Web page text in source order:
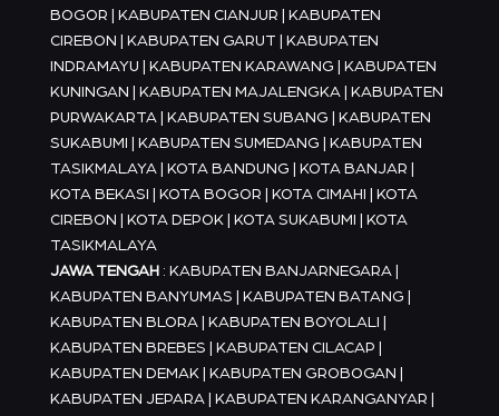
BOGOR | KABUPATEN CIANJUR | KABUPATEN
CIREBON | KABUPATEN GARUT | KABUPATEN
INDRAMAYU | KABUPATEN KARAWANG | KABUPATEN
KUNINGAN | KABUPATEN MAJALENGKA | KABUPATEN
PURWAKARTA | KABUPATEN SUBANG | KABUPATEN
SUKABUMI | KABUPATEN SUMEDANG | KABUPATEN
TASIKMALAYA | KOTA BANDUNG | KOTA BANJAR |
KOTA BEKASI | KOTA BOGOR | KOTA CIMAHI | KOTA
CIREBON | KOTA DEPOK | KOTA SUKABUMI | KOTA
TASIKMALAYA
JAWA TENGAH : KABUPATEN BANJARNEGARA |
KABUPATEN BANYUMAS | KABUPATEN BATANG |
KABUPATEN BLORA | KABUPATEN BOYOLALI |
KABUPATEN BREBES | KABUPATEN CILACAP |
KABUPATEN DEMAK | KABUPATEN GROBOGAN |
KABUPATEN JEPARA | KABUPATEN KARANGANYAR |